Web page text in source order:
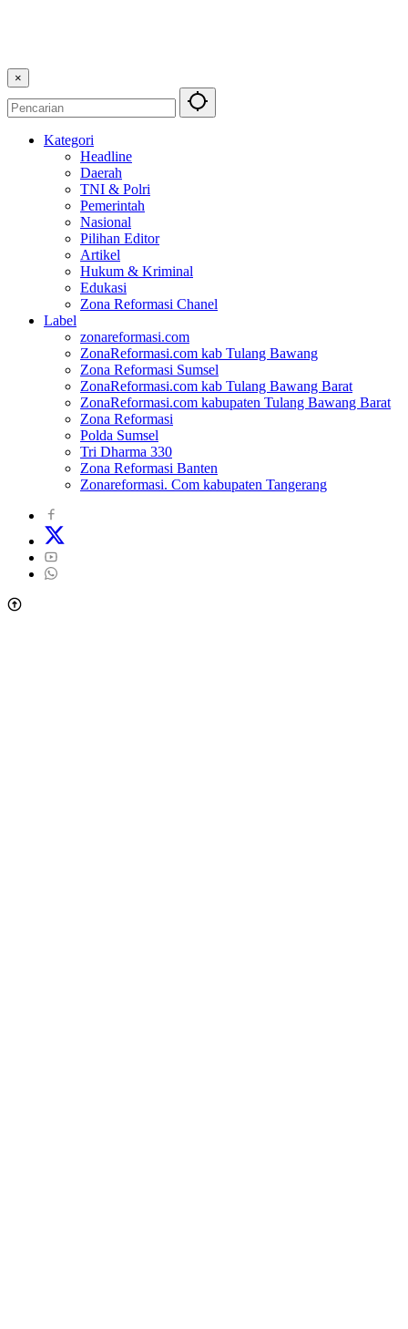
×
Kategori
Headline
Daerah
TNI & Polri
Pemerintah
Nasional
Pilihan Editor
Artikel
Hukum & Kriminal
Edukasi
Zona Reformasi Chanel
Label
zonareformasi.com
ZonaReformasi.com kab Tulang Bawang
Zona Reformasi Sumsel
ZonaReformasi.com kab Tulang Bawang Barat
ZonaReformasi.com kabupaten Tulang Bawang Barat
Zona Reformasi
Polda Sumsel
Tri Dharma 330
Zona Reformasi Banten
Zonareformasi. Com kabupaten Tangerang